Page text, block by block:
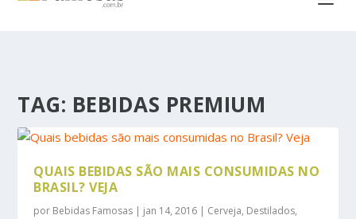
TAG: BEBIDAS PREMIUM
QUAIS BEBIDAS SÃO MAIS CONSUMIDAS NO
BRASIL? VEJA
por Bebidas Famosas | jan 14, 2016 | Cerveja, Destilados,